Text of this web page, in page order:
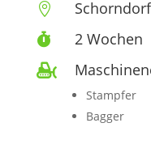
 Schorndorf
 2 Wochen

Stampfer
Bagger